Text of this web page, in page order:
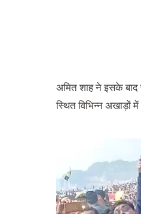
अमित शाह ने इसके
स्थित विभिन्न अखाड़ों